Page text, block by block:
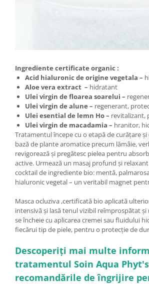
Ingrediente certificate organic :
Acid hialuronic de origine vegetala –
Aloe vera extract – hidratant
Ulei virgin de floarea soarelui –
Ulei virgin de alune – regenerant,
Ulei esential de lemn Ho – revitalizant,
Ulei virgin de macadamia – hranitor,
Tratamentul începe cu o etapă de curățare
bază de plante aromatice precum lămâie,
revigorează și pregătesc pielea pentru
active. Urmează un masaj profund și
cocktail de ingrediente bio: mentă,
hialuronic vegetal – un veritabil magnet
Masca ocluziva ,certificată bio aplicată
intensivă și lasă tenul vizibil reîmprospătat
se încheie cu aplicarea cremei sau fluidului
fiecărui tip de piele, pentru o protecție de
Descoperiți mai multe
tratamentul Soin Aqua
recomandările de îngrijire